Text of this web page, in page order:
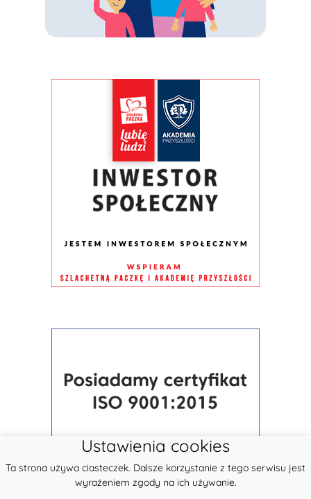
Ustawienia cookies
Ta strona używa ciasteczek. Dalsze korzystanie z tego serwisu jest
wyrażeniem zgody na ich używanie.